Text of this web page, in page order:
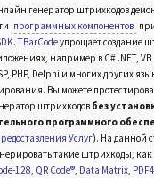
генератор штрихкодов
программных компонентов
.TBarCodeупрощает создание
например в C# .NET, VB
PHP, Delphi и многих других
Вы можете
штрихкодов без
программного
Услуг). На данной
такие штрихкоды, как
128, QR Code®, Data Matrix,